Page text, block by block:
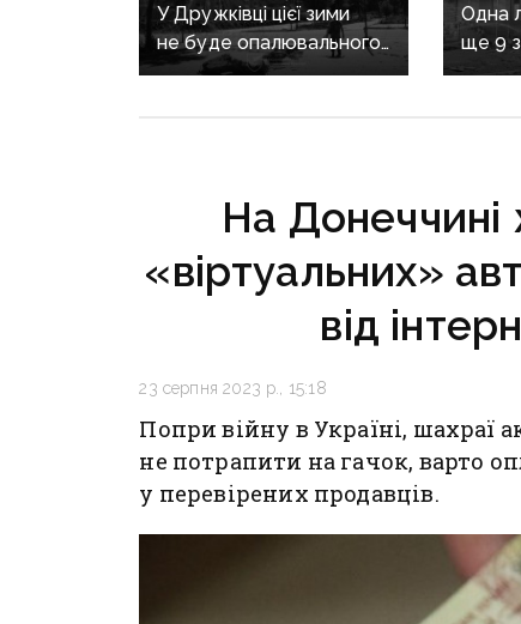
У Дружківці цієї зими
не буде опалювального
сезону: фронт
Одна
ще 9
На Донеччині
«віртуальних»
від
23 серпня 2023 р., 15:18
Попри війну в Україні, шахраї
не потрапити на гачок, варто
у перевірених продавців.